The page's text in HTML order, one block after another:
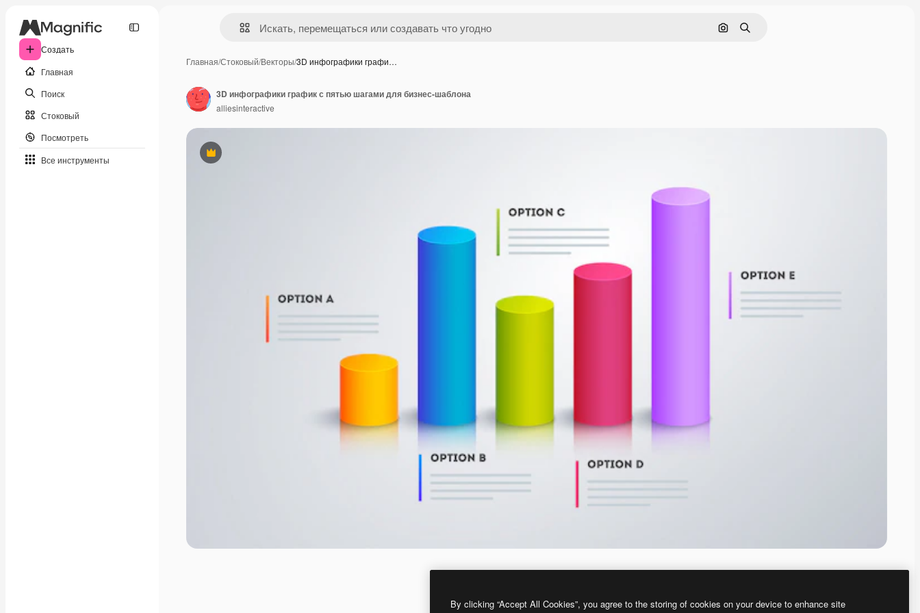
Создать
Главная
Поиск
Стоковый
Посмотреть
Все инструменты
Поиск по изображению
Поиск
Главная/Стоковый/Векторы/3D инфографики графи…
Премиум
3D инфографики график с пятью шагами для бизнес-шаблона
alliesinteractive
By clicking “Accept All Cookies”, you agree to the storing of cookies on your device to enhance site